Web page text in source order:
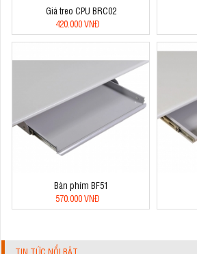
Giá treo CPU BRC02
420.000 VNĐ
Bàn phím BF51
570.000 VNĐ
TIN TỨC NỔI BẬT